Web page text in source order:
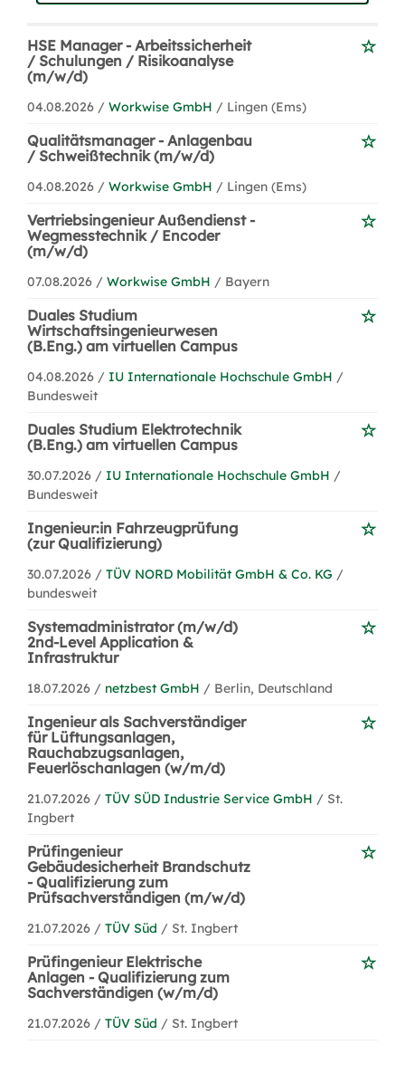
HSE Manager - Arbeitssicherheit
/ Schulungen / Risikoanalyse
(m/w/d)
04.08.2026 / Workwise GmbH / Lingen (Ems)
Qualitätsmanager - Anlagenbau
/ Schweißtechnik (m/w/d)
04.08.2026 / Workwise GmbH / Lingen (Ems)
Vertriebsingenieur Außendienst -
Wegmesstechnik / Encoder
(m/w/d)
07.08.2026 / Workwise GmbH / Bayern
Duales Studium
Wirtschaftsingenieurwesen
(B.Eng.) am virtuellen Campus
04.08.2026 / IU Internationale Hochschule GmbH /
Bundesweit
Duales Studium Elektrotechnik
(B.Eng.) am virtuellen Campus
30.07.2026 / IU Internationale Hochschule GmbH /
Bundesweit
Ingenieur:in Fahrzeugprüfung
(zur Qualifizierung)
30.07.2026 / TÜV NORD Mobilität GmbH & Co. KG /
bundesweit
Systemadministrator (m/w/d)
2nd-Level Application &
Infrastruktur
18.07.2026 / netzbest GmbH / Berlin, Deutschland
Ingenieur als Sachverständiger
für Lüftungsanlagen,
Rauchabzugsanlagen,
Feuerlöschanlagen (w/m/d)
21.07.2026 / TÜV SÜD Industrie Service GmbH / St.
Ingbert
Prüfingenieur
Gebäudesicherheit Brandschutz
- Qualifizierung zum
Prüfsachverständigen (m/w/d)
21.07.2026 / TÜV Süd / St. Ingbert
Prüfingenieur Elektrische
Anlagen - Qualifizierung zum
Sachverständigen (w/m/d)
21.07.2026 / TÜV Süd / St. Ingbert